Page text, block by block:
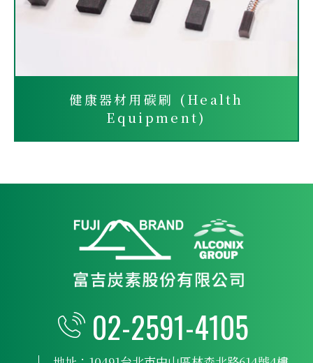
健康器材用碳刷 (Health
Equipment)
02-2591-4105